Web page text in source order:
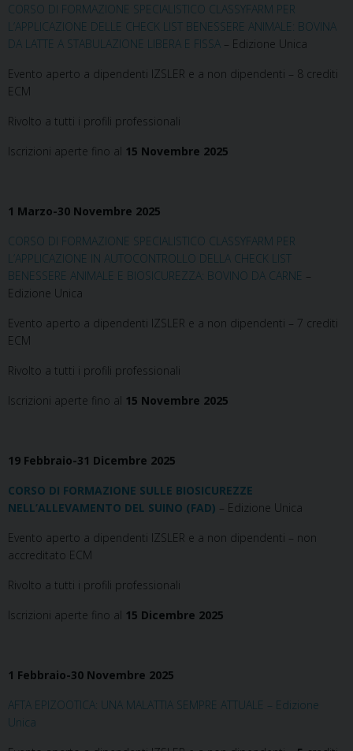
CORSO DI FORMAZIONE SPECIALISTICO CLASSYFARM PER
L’APPLICAZIONE DELLE CHECK LIST BENESSERE ANIMALE: BOVINA
DA LATTE A STABULAZIONE LIBERA E FISSA – Edizione Unica
Evento aperto a dipendenti IZSLER e a non dipendenti – 8 crediti
ECM
Rivolto a tutti i profili professionali
Iscrizioni aperte fino al 15 Novembre 2025
1 Marzo-30 Novembre 2025
CORSO DI FORMAZIONE SPECIALISTICO CLASSYFARM PER
L’APPLICAZIONE IN AUTOCONTROLLO DELLA CHECK LIST
BENESSERE ANIMALE E BIOSICUREZZA: BOVINO DA CARNE –
Edizione Unica
Evento aperto a dipendenti IZSLER e a non dipendenti – 7 crediti
ECM
Rivolto a tutti i profili professionali
Iscrizioni aperte fino al 15 Novembre 2025
19 Febbraio-31 Dicembre 2025
CORSO DI FORMAZIONE SULLE BIOSICUREZZE
NELL’ALLEVAMENTO DEL SUINO (FAD) – Edizione Unica
Evento aperto a dipendenti IZSLER e a non dipendenti – non
accreditato ECM
Rivolto a tutti i profili professionali
Iscrizioni aperte fino al 15 Dicembre 2025
1 Febbraio-30 Novembre 2025
AFTA EPIZOOTICA: UNA MALATTIA SEMPRE ATTUALE – Edizione
Unica